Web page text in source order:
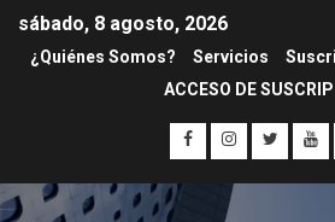
sábado, 8 agosto, 2026
¿Quiénes Somos? Servicios
ACCESO DE